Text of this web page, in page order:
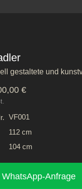
gestaltete und
€
VF001
112 cm
104 cm
Anfrage